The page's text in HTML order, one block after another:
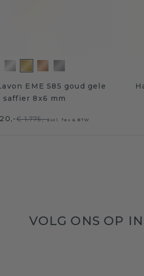
EME 585 goud gele
saffier 8x6 mm
€ 1.775,-Excl. Tax & BTW
VOLG ONS OP